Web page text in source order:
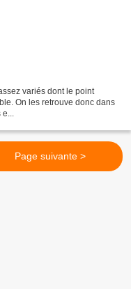
variés dont le point
On les retrouve donc dans
Page suivante >